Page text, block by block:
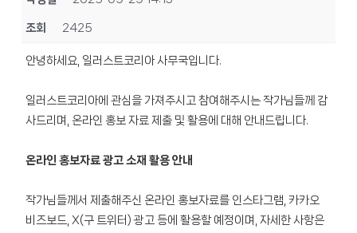
조회 2425
안녕하세요, 일러스트코리아 사무국입니다.
일러스트코리아에 관심을 가져주시고 참여해주시는 작가님들께 감
사드리며, 온라인 홍보 자료 제출 및 활용에 대해 안내드립니다.
온라인 홍보자료 광고 소재 활용 안내
작가님들께서 제출해주신 온라인 홍보자료를 인스타그램, 카카오
비즈보드, X(구 트위터) 광고 등에 활용할 예정이며, 자세한 사항은